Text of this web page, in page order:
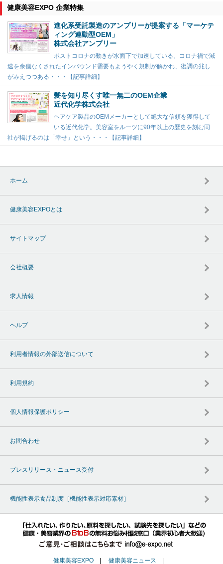
健康美容EXPO 企業特集
進化系受託製造のアンプリーが提案する「マーケテ
ィング連動型OEM」
株式会社アンプリー
ポストコロナの動きが水面下で加速している。コロナ禍で減
速を余儀なくされたインバウンド需要もようやく規制が解かれ、復調の兆し
がみえつつある・・・【記事詳細】
髪を知り尽くす唯一無二のOEM企業
近代化学株式会社
ヘアケア製品のOEMメーカーとして絶大な信頼を獲得して
いる近代化学。美容室をルーツに90年以上の歴史を刻む同
社が掲げるのは「幸せ」という・・・【記事詳細】
ホーム
健康美容EXPOとは
サイトマップ
会社概要
求人情報
ヘルプ
利用者情報の外部送信について
利用規約
個人情報保護ポリシー
お問合わせ
プレスリリース・ニュース受付
機能性表示食品制度［機能性表示対応素材］
健康美容EXPO | 健康美容ニュース |